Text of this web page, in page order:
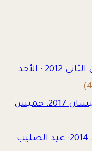
موعظة يوم الأحد 29 كانون الثاني 2012 : الأحد
موعظة يوم الخميس 13 نيسان 2017: خميس
موعظة يوم الأحد 14 أيلول 2014: عيد الصليب